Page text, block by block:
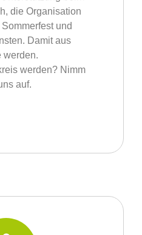
die Organisation
und
Damit aus
werden.
werden? Nimm
auf.